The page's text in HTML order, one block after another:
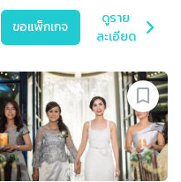
ขอแพ็กเกจ
ดูราย
ละเอียด